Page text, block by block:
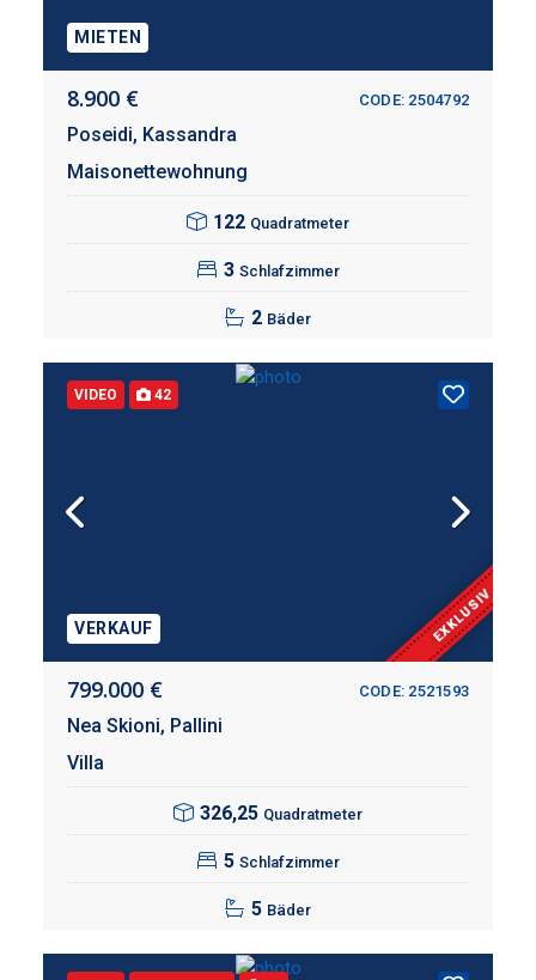
MIETEN
8.900 € CODE: 2504792
Poseidi, Kassandra
Maisonettewohnung
122 Quadratmeter
3 Schlafzimmer
2 Bäder
VIDEO 42
VERKAUF EXKLUSIV
799.000 € CODE: 2521593
Nea Skioni, Pallini
Villa
326,25 Quadratmeter
5 Schlafzimmer
5 Bäder